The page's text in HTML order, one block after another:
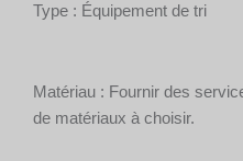
Type : Équipement de tri
Matériau : Fournir des
de matériaux à choisir.